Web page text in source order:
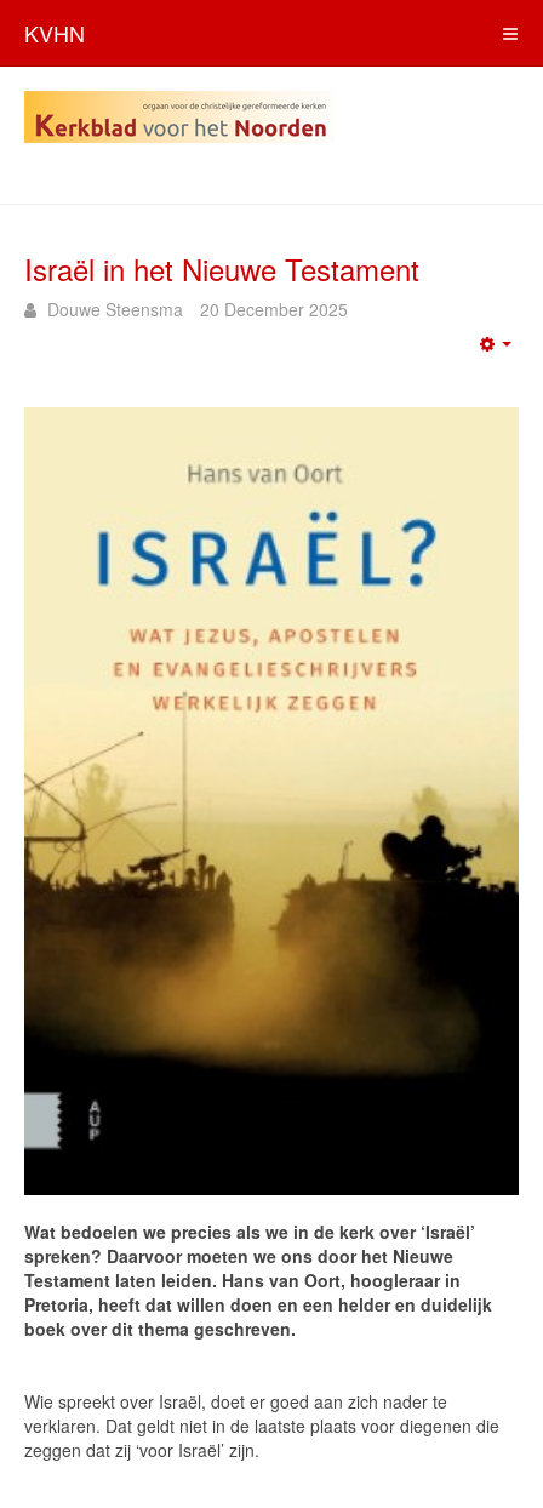
KVHN
Israël in het Nieuwe Testament
Douwe Steensma 20 December 2025
Wat bedoelen we precies als we in de kerk over ‘Israël’
spreken? Daarvoor moeten we ons door het Nieuwe
Testament laten leiden. Hans van Oort, hoogleraar in
Pretoria, heeft dat willen doen en een helder en duidelijk
boek over dit thema geschreven.
Wie spreekt over Israël, doet er goed aan zich nader te
verklaren. Dat geldt niet in de laatste plaats voor diegenen die
zeggen dat zij ‘voor Israël’ zijn.